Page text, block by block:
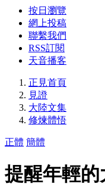
按日瀏覽
網上投稿
聯繫我們
RSS訂閱
天音播客
正見首頁
見證
大陸文集
修煉體悟
正體 簡體
提醒年輕